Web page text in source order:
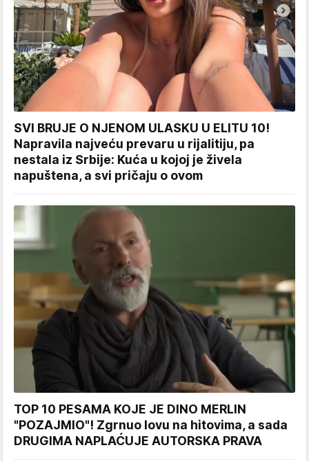
SVI BRUJE O NJENOM ULASKU U ELITU 10!
Napravila najveću prevaru u rijalitiju, pa
nestala iz Srbije: Kuća u kojoj je živela
napuštena, a svi pričaju o ovom
TOP 10 PESAMA KOJE JE DINO MERLIN
"POZAJMIO"! Zgrnuo lovu na hitovima, a sada
DRUGIMA NAPLAĆUJE AUTORSKA PRAVA